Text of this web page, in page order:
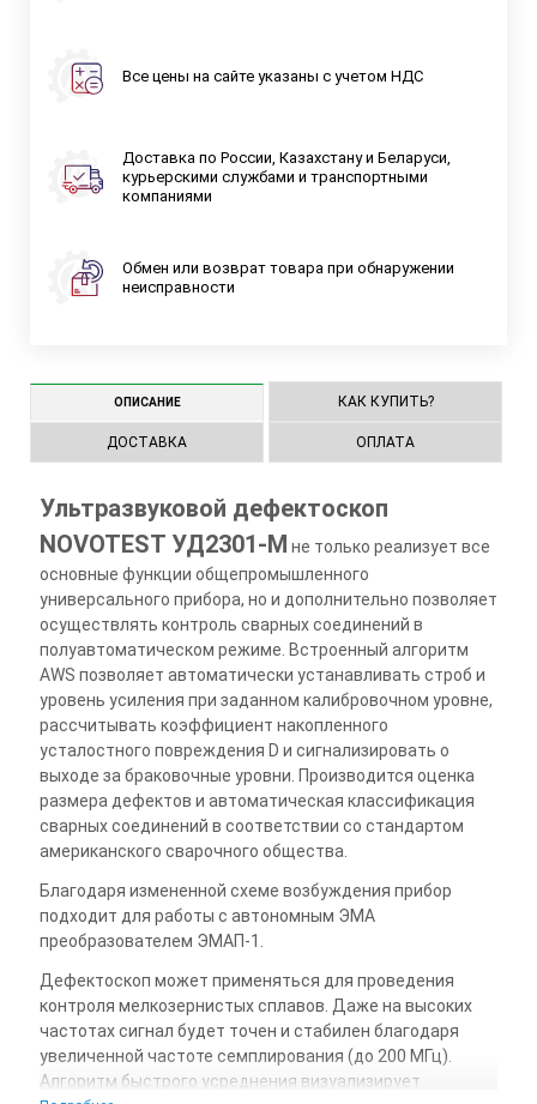
Все цены на сайте указаны с учетом НДС
Доставка по России, Казахстану и Беларуси,
курьерскими службами и транспортными
компаниями
Обмен или возврат товара при обнаружении
неисправности
ОПИСАНИЕ КАК КУПИТЬ?
ДОСТАВКА ОПЛАТА
Ультразвуковой дефектоскоп
NOVOTEST УД2301-М не только реализует все
основные функции общепромышленного
универсального прибора, но и дополнительно позволяет
осуществлять контроль сварных соединений в
полуавтоматическом режиме. Встроенный алгоритм
AWS позволяет автоматически устанавливать строб и
уровень усиления при заданном калибровочном уровне,
рассчитывать коэффициент накопленного
усталостного повреждения D и сигнализировать о
выходе за браковочные уровни. Производится оценка
размера дефектов и автоматическая классификация
сварных соединений в соответствии со стандартом
американского сварочного общества.
Благодаря измененной схеме возбуждения прибор
подходит для работы с автономным ЭМА
преобразователем ЭМАП-1.
Дефектоскоп может применяться для проведения
контроля мелкозернистых сплавов. Даже на высоких
частотах сигнал будет точен и стабилен благодаря
увеличенной частоте семплирования (до 200 МГц).
Алгоритм быстрого усреднения визуализирует